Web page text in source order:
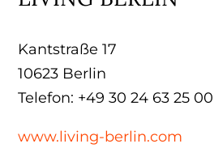
Kantstraße 17
10623 Berlin
Telefon: +49 30 24 63 25 00
www.living-berlin.com